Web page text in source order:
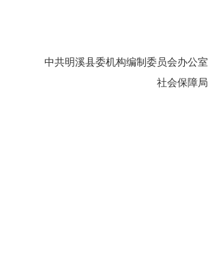
中共明溪县委机构编制委员会办公室
社会保障局